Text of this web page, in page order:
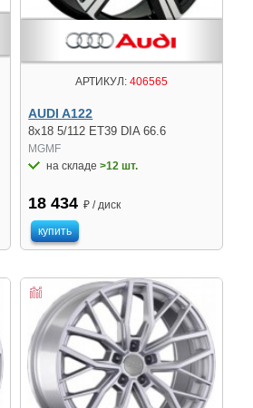
АРТИКУЛ: 406565
AUDI A122
8x18 5/112 ET39 DIA 66.6
MGMF
на складе>12 шт.
18 434 ₽ / диск
купить